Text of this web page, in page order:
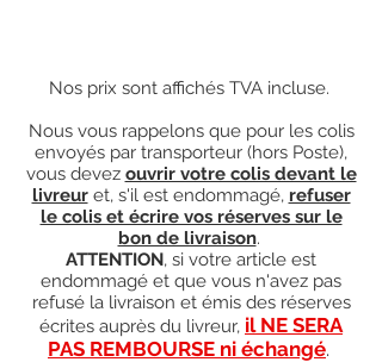
Nos prix sont affichés TVA incluse.
Nous vous rappelons que pour les colis
envoyés par transporteur (hors Poste),
vous devez ouvrir votre colis devant le
livreuret, s'il est endommagé, refuser
le colis et écrire vos réserves sur le
bon de livraison.
ATTENTION, si votre article est
endommagé et que vous n'avez pas
refusé la livraison et émis des réserves
écrites auprès du livreur, il NE SERA
PAS REMBOURSE ni échangé.